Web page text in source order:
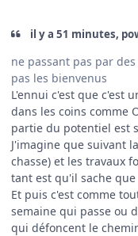
il y a 51 minutes,
ne passant pas par
pas les bienvenus
L'ennui c'est que c'est
dans les coins comme
partie du potentiel est
J'imagine que suivant
chasse) et les travaux
tant est qu'il sache
Et puis c'est comme
semaine qui passe ou
qui défoncent le